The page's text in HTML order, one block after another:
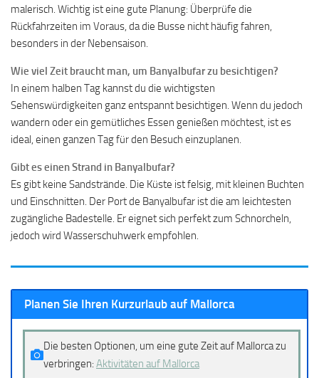
malerisch. Wichtig ist eine gute Planung: Überprüfe die
Rückfahrzeiten im Voraus, da die Busse nicht häufig fahren,
besonders in der Nebensaison.
Wie viel Zeit braucht man, um Banyalbufar zu besichtigen?
In einem halben Tag kannst du die wichtigsten
Sehenswürdigkeiten ganz entspannt besichtigen. Wenn du jedoch
wandern oder ein gemütliches Essen genießen möchtest, ist es
ideal, einen ganzen Tag für den Besuch einzuplanen.
Gibt es einen Strand in Banyalbufar?
Es gibt keine Sandstrände. Die Küste ist felsig, mit kleinen Buchten
und Einschnitten. Der Port de Banyalbufar ist die am leichtesten
zugängliche Badestelle. Er eignet sich perfekt zum Schnorcheln,
jedoch wird Wasserschuhwerk empfohlen.
Planen Sie Ihren Kurzurlaub auf Mallorca
Die besten Optionen, um eine gute Zeit auf Mallorca zu
verbringen: Aktivitäten auf Mallorca